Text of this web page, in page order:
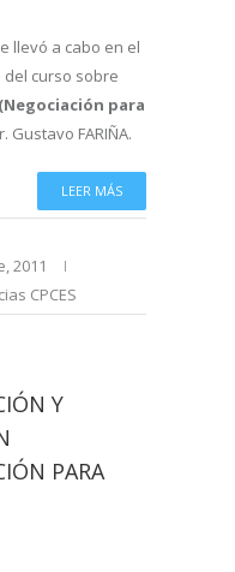
llevó a cabo en el
curso sobre
para
Gustavo FARIÑA.
LEER MÁS
2011
CPCES
Y
PARA